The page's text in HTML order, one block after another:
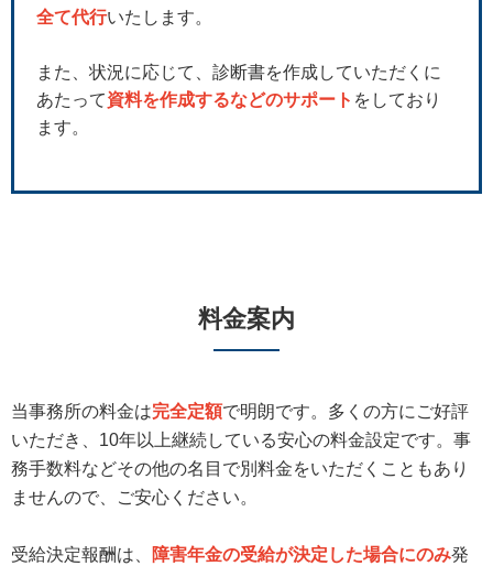
全て代行いたします。
また、状況に応じて、診断書を作成していただくに
あたって資料を作成するなどのサポート をしており
ます。
料金案内
当事務所の料金は完全定額で明朗です。多くの方にご好評
いただき、10年以上継続している安心の料金設定です。事
務手数料などその他の名目で別料金をいただくこともあり
ませんので、ご安心ください。
受給決定報酬は、 障害年金の受給が決定した場合にのみ発